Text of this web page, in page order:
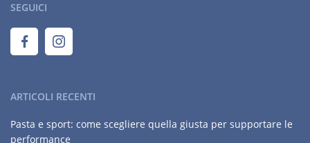
SEGUICI
ARTICOLI RECENTI
Pasta e sport: come scegliere quella giusta per supportare le
performance